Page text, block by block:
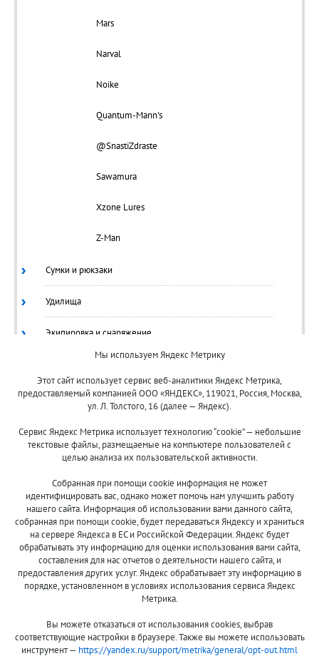
Mars
Narval
Noike
Quantum-Mann's
@SnastiZdraste
Sawamura
Xzone Lures
Z-Man
Сумки и рюкзаки
Удилища
Экипировка и снаряжение
© 2013-2024 "Волжские приманки"
8 (800)
500-7844
Оплата и доставка
О компании
Акции и скидки
Новости
Контакты
Помощь
Мы используем Яндекс Метрику
Этот сайт использует сервис веб-аналитики Яндекс Метрика,
предоставляемый компанией ООО «ЯНДЕКС», 119021, Россия, Москва,
ул. Л. Толстого, 16 (далее — Яндекс).
Сервис Яндекс Метрика использует технологию “cookie” — небольшие
текстовые файлы, размещаемые на компьютере пользователей с
целью анализа их пользовательской активности.
Собранная при помощи cookie информация не может
идентифицировать вас, однако может помочь нам улучшить работу
нашего сайта. Информация об использовании вами данного сайта,
собранная при помощи cookie, будет передаваться Яндексу и храниться
на сервере Яндекса в ЕС и Российской Федерации. Яндекс будет
обрабатывать эту информацию для оценки использования вами сайта,
составления для нас отчетов о деятельности нашего сайта, и
предоставления других услуг. Яндекс обрабатывает эту информацию в
порядке, установленном в условиях использования сервиса Яндекс
Метрика.
Вы можете отказаться от использования cookies, выбрав
соответствующие настройки в браузере. Также вы можете использовать
инструмент — https://yandex.ru/support/metrika/general/opt-out.html